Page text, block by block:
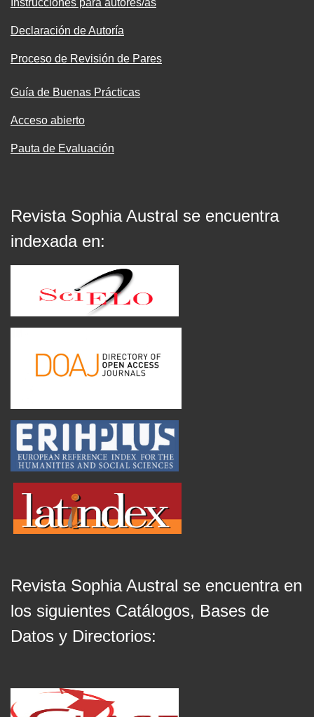
Declaración de Autoría
Proceso de Revisión de Pares
Guía de Buenas Prácticas
Acceso abierto
Pauta de Evaluación
Revista Sophia Austral se encuentra
indexada en:
Revista Sophia Austral se encuentra en
los siguientes Catálogos, Bases de
Datos y Directorios: